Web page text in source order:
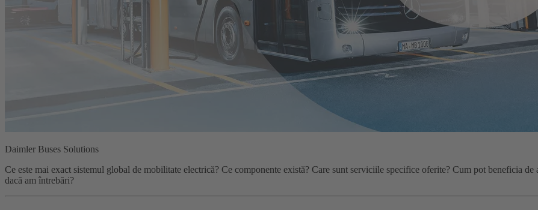
Daimler Buses Solutions
Ce este mai exact sistemul global de mobilitate electrică? Ce componente există? Care sunt serviciile specifice oferite? Cum pot beneficia
dacă am întrebări?